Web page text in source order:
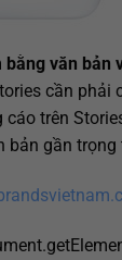
văn bản
cần phải
cáo trên
bản gần